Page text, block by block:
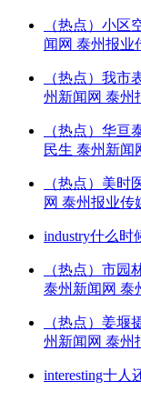
（热点）小区
闻网 泰州报业
（热点）我市
州新闻网 泰州
（热点）华亘
民生 泰州新闻
（热点）美时
网 泰州报业传
industry什么时
（热点）市园
泰州新闻网 泰
（热点）姜堰
州新闻网 泰州
interesting十人